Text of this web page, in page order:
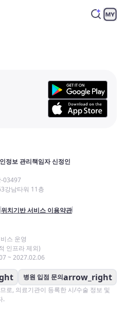
정보 관리책임자 신정인
-03497
강남타워 11층
위치기반 서비스 이용약관
스 운영
인프라 제외)
~ 2027.02.06
병원 입점 문의arrow_right
로, 의료기관이 등록한 시/수술 정보 및
.